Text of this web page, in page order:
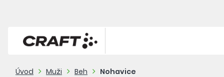
Úvod Muži Beh Nohavice